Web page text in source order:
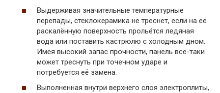
Выдерживая значительные температурные
перепады, стеклокерамика не треснет, если на её
раскалённую поверхность прольётся ледяная
вода или поставить кастрюлю с холодным дном.
Имея высокий запас прочности, панель всё-таки
может треснуть при точечном ударе и
потребуется её замена.
Выполненная внутри верхнего слоя электроплиты,